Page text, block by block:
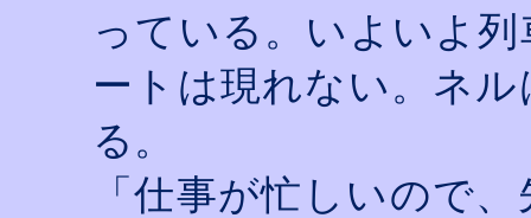
っている。いよいよ
ートは現れない。ネ
る。
「仕事が忙しいので